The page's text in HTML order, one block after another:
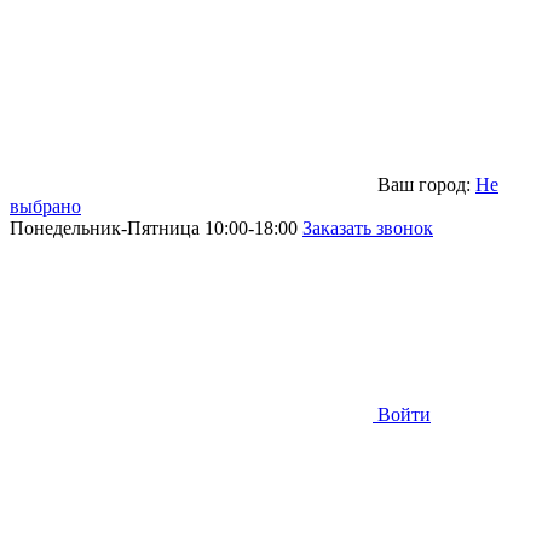
Ваш город: Не
выбрано
Понедельник-Пятница 10:00-18:00 Заказать звонок
Войти